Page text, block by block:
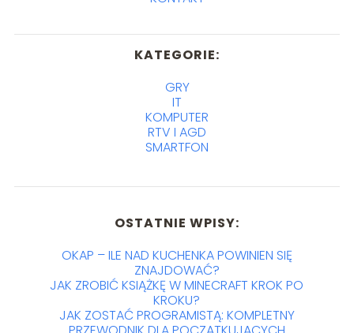
KATEGORIE:
GRY
IT
KOMPUTER
RTV I AGD
SMARTFON
OSTATNIE WPISY:
OKAP – ILE NAD KUCHENKA POWINIEN SIĘ
ZNAJDOWAĆ?
JAK ZROBIĆ KSIĄŻKĘ W MINECRAFT KROK PO
KROKU?
JAK ZOSTAĆ PROGRAMISTĄ: KOMPLETNY